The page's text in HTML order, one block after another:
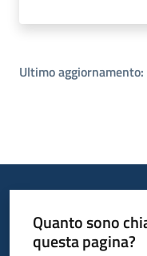
Ultimo aggiornamento:
Quanto sono
questa pagina?